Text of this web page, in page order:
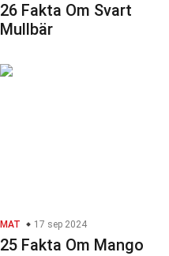
26 Fakta Om Svart
Mullbär
MAT 17 sep 2024
25 Fakta Om Mango